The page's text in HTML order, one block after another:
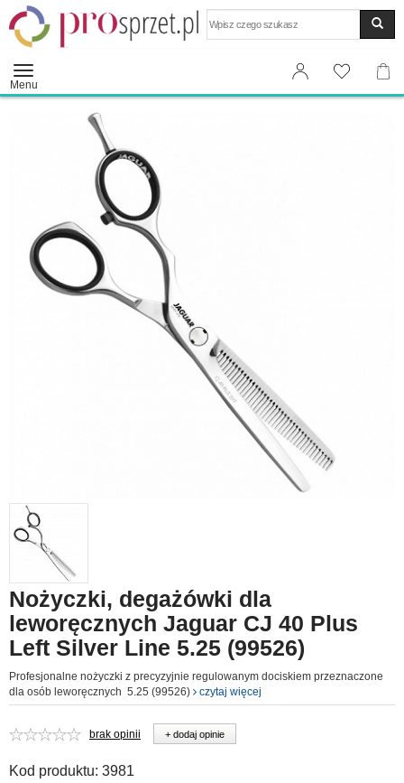
Menu
Nożyczki, degażówki dla
leworęcznych Jaguar CJ 40 Plus
Left Silver Line 5.25 (99526)
Profesjonalne nożyczki z precyzyjnie regulowanym dociskiem przeznaczone
dla osób leworęcznych 5.25 (99526)
czytaj więcej
brak opinii + dodaj opinie
Kod produktu: 3981